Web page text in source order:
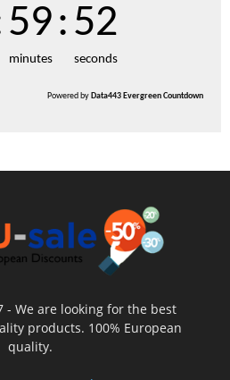
59
minutes
:51
seconds
Powered by Data443 Evergreen Countdown
- We are looking for the best
products. 100% European
quality.